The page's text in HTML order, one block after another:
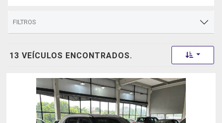
FILTROS
13 VEÍCULOS ENCONTRADOS. Toggle